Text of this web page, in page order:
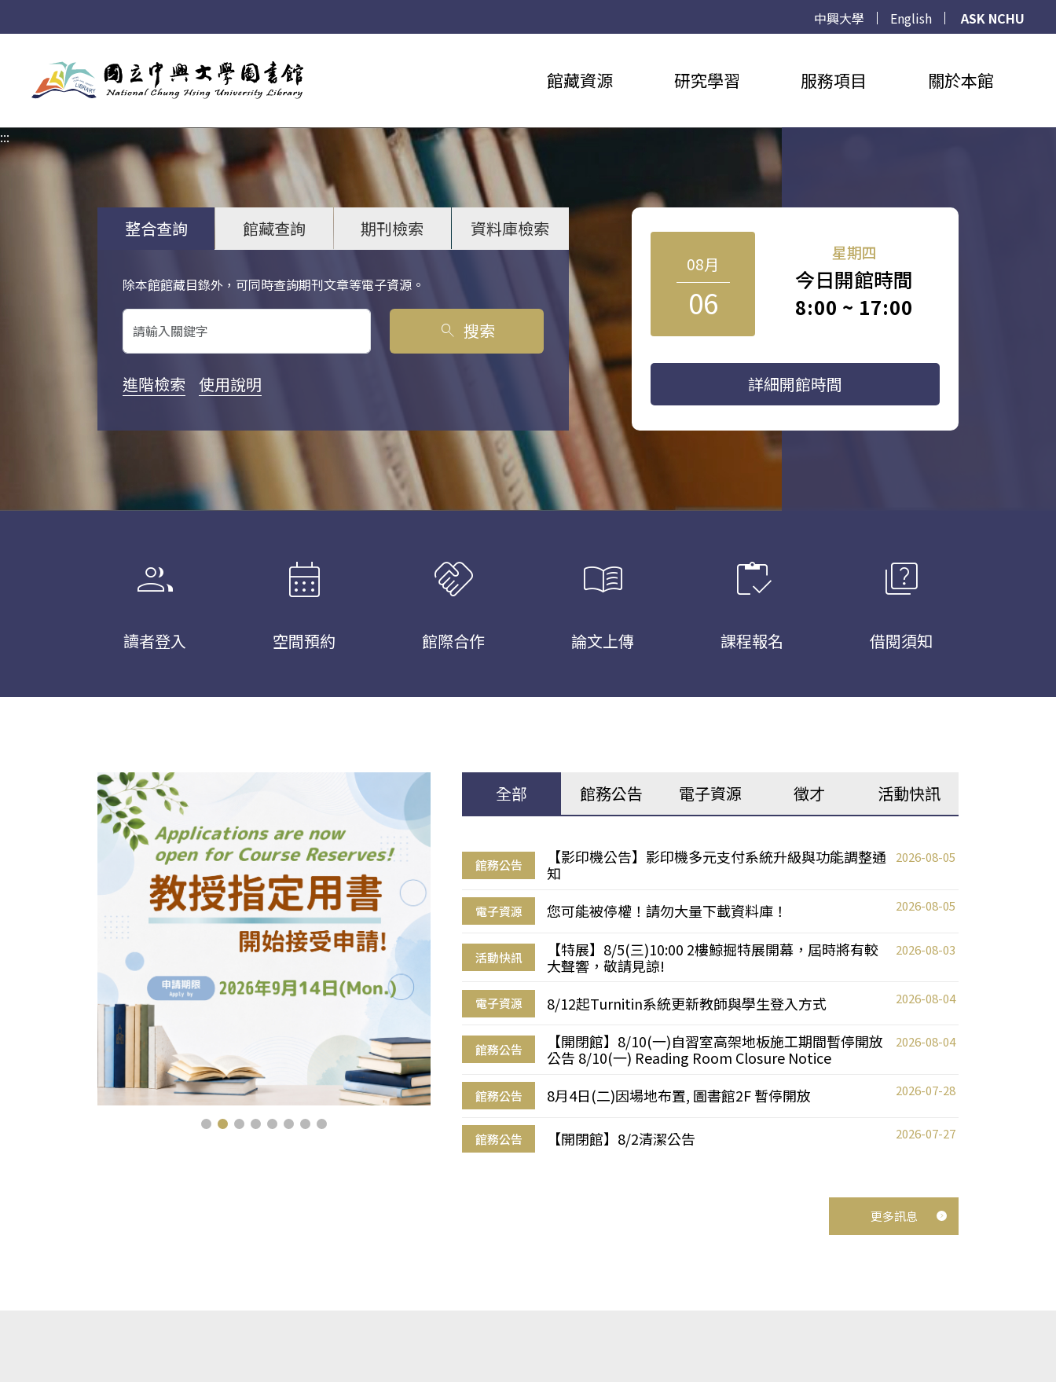
中興大學 English
ASK NCHU
館藏資源 研究學習 服務項目 關於本館
:::
整合查詢 館藏查詢 期刊檢索 資料庫檢索
除本館館藏目錄外，可同時查詢期刊文章等電子資源。
關鍵字搜尋
search 搜索
進階檢索 使用說明
08月
06
星期四
今日開館時間
8:00 ~ 17:00
詳細開館時間
group
讀者登入
calendar_month
空間預約
handshake
館際合作
menu_book
論文上傳
inventory
課程報名
quiz
借閱須知
全部 館務公告 電子資源 徵才 活動快訊
館務公告
【影印機公告】影印機多元支付系統升級與功能調整通
知
2026-08-05
電子資源 您可能被停權！請勿大量下載資料庫！ 2026-08-05
活動快訊
【特展】8/5(三)10:00 2樓鯨掘特展開幕，屆時將有較
大聲響，敬請見諒!
2026-08-03
電子資源 8/12起Turnitin系統更新教師與學生登入方式 2026-08-04
館務公告
【開閉館】8/10(一)自習室高架地板施工期間暫停開放
公告 8/10(一) Reading Room Closure Notice
2026-08-04
館務公告 8月4日(二)因場地布置, 圖書館2F 暫停開放 2026-07-28
館務公告 【開閉館】8/2清潔公告 2026-07-27
更多訊息